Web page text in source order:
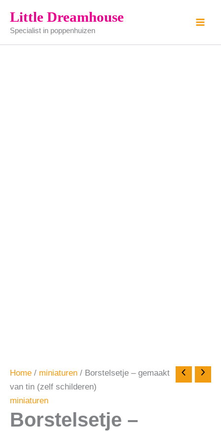
naar
inhoud
Little Dreamhouse
Specialist in poppenhuizen
Home / miniaturen / Borstelsetje – gemaakt
van tin (zelf schilderen)
miniaturen
Borstelsetje –
-
gemaakt
van
tin